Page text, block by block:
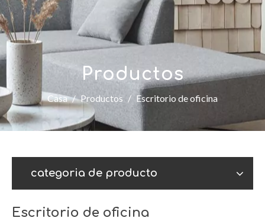
Productos
Casa / Productos / Escritorio de oficina
categoria de producto
Escritorio de oficina